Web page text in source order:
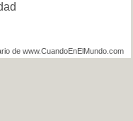
de www.CuandoEnElMundo.com